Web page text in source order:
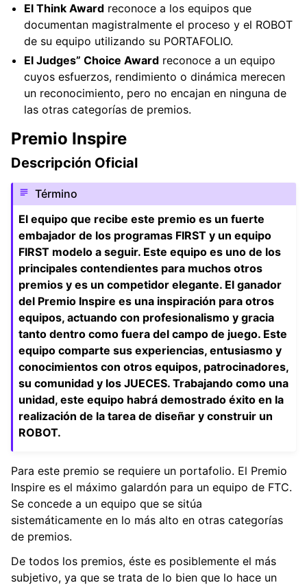
navigation of Apéndice
navigation of Guía del colaborador
El Think Award reconoce a los equipos que
documentan magistralmente el proceso y el ROBOT
de su equipo utilizando su PORTAFOLIO.
El Judges” Choice Award reconoce a un equipo
cuyos esfuerzos, rendimiento o dinámica merecen
un reconocimiento, pero no encajan en ninguna de
las otras categorías de premios.
Premio Inspire
Descripción Oficial
Término
El equipo que recibe este premio es un fuerte
embajador de los programas FIRST y un equipo
FIRST modelo a seguir. Este equipo es uno de los
principales contendientes para muchos otros
premios y es un competidor elegante. El ganador
del Premio Inspire es una inspiración para otros
equipos, actuando con profesionalismo y gracia
tanto dentro como fuera del campo de juego. Este
equipo comparte sus experiencias, entusiasmo y
conocimientos con otros equipos, patrocinadores,
su comunidad y los JUECES. Trabajando como una
unidad, este equipo habrá demostrado éxito en la
realización de la tarea de diseñar y construir un
ROBOT.
Para este premio se requiere un portafolio. El Premio
Inspire es el máximo galardón para un equipo de FTC.
Se concede a un equipo que se sitúa
sistemáticamente en lo más alto en otras categorías
de premios.
De todos los premios, éste es posiblemente el más
subjetivo, ya que se trata de lo bien que lo hace un